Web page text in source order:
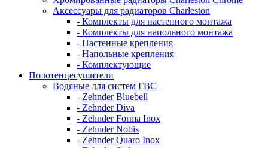
Аксессуары для радиаторов Charleston
- Комплекты для настенного монтажа
- Комплекты для напольного монтажа
- Настенные крепления
- Напольные крепления
- Комплектующие
Полотенцесушители
Водяные для систем ГВС
- Zehnder Bluebell
- Zehnder Diva
- Zehnder Forma Inox
- Zehnder Nobis
- Zehnder Quaro Inox